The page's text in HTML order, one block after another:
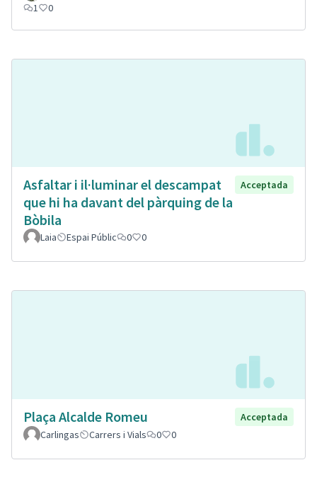
1
0
Asfaltar i il·luminar el descampat
que hi ha davant del pàrquing de la
Bòbila
Acceptada
Laia Espai Públic 0 0
Plaça Alcalde Romeu
Acceptada
Carlingas
Carrers i Vials 0 0